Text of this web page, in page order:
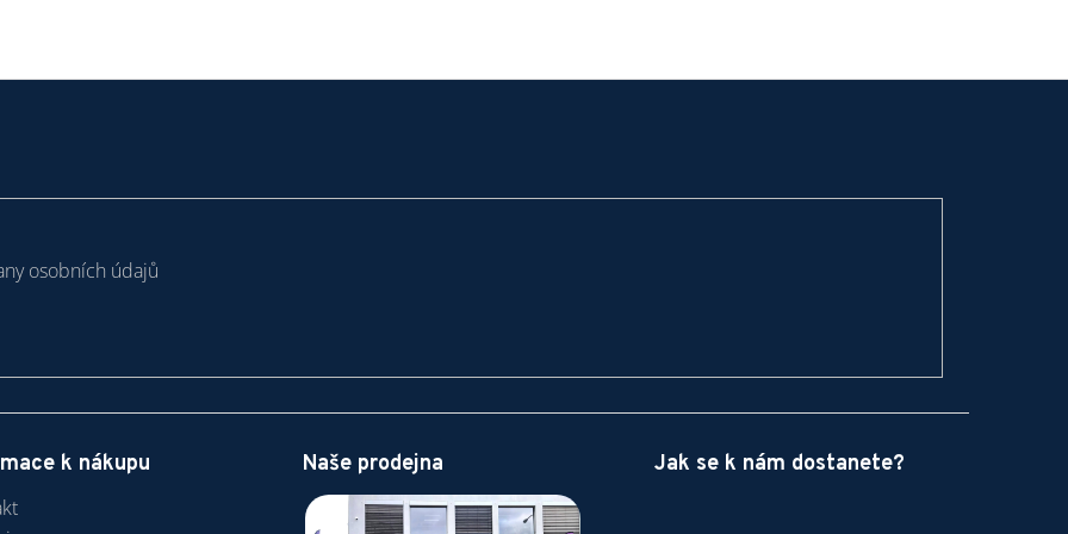
osobních údajů
k nákupu Naše prodejna Jak se k nám dostanete?